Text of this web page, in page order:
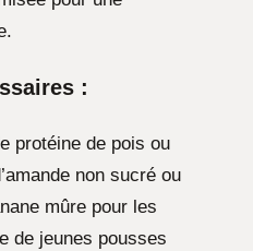
:
protéine de pois ou
non sucré ou
mûre pour les
de jeunes pousses